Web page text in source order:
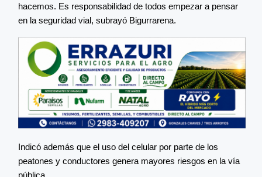
hacemos. Es responsabilidad de todos empezar a pensar
en la seguridad vial, subrayó Bigurrarena.
Indicó además que el uso del celular por parte de los
peatones y conductores genera mayores riesgos en la vía
pública.